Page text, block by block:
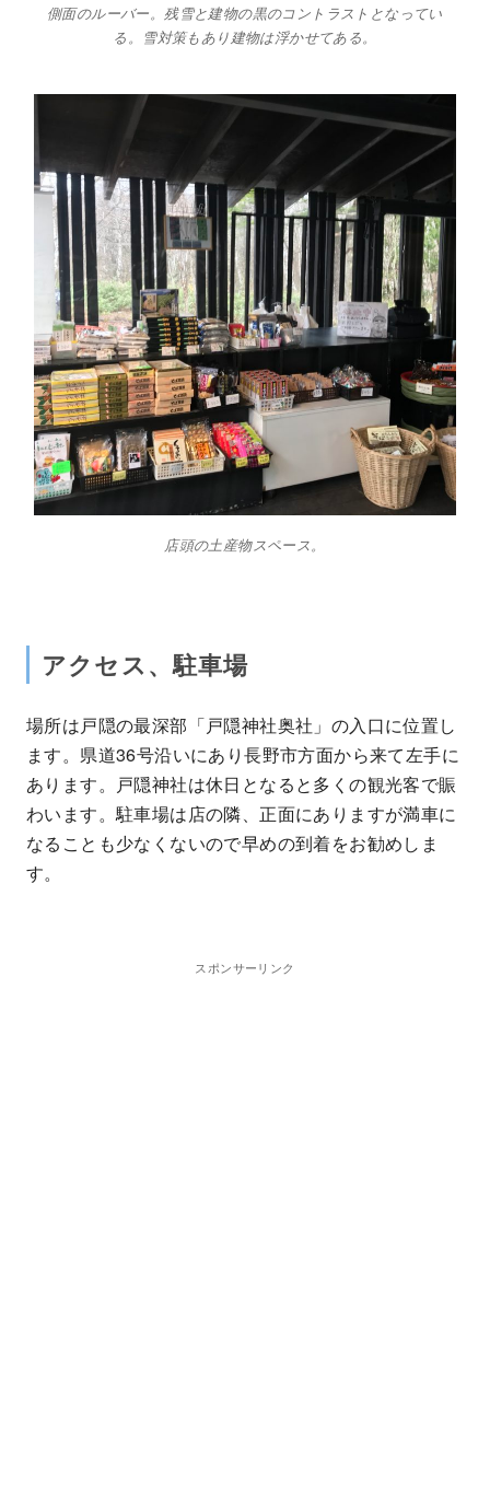
側面のルーバー。残雪と建物の黒のコントラストとなってい
る。雪対策もあり建物は浮かせてある。
店頭の土産物スペース。
アクセス、駐車場
場所は戸隠の最深部「戸隠神社奥社」の入口に位置し
ます。県道36号沿いにあり長野市方面から来て左手に
あります。戸隠神社は休日となると多くの観光客で賑
わいます。駐車場は店の隣、正面にありますが満車に
なることも少なくないので早めの到着をお勧めしま
す。
スポンサーリンク